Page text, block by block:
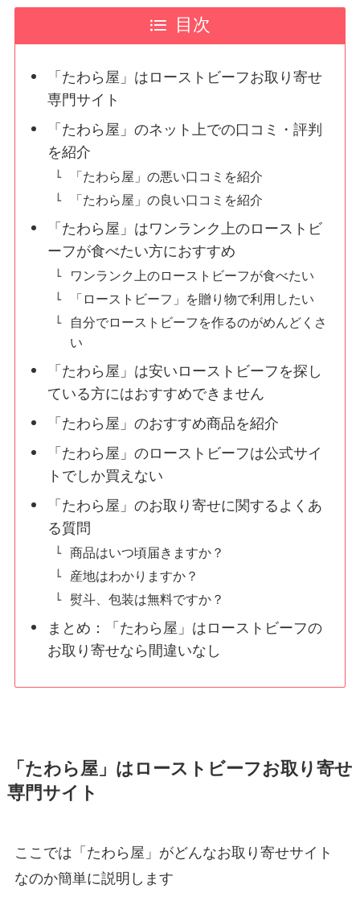
目次
「たわら屋」はローストビーフお取り寄せ
専門サイト
「たわら屋」のネット上での口コミ・評判
を紹介
「たわら屋」の悪い口コミを紹介
「たわら屋」の良い口コミを紹介
「たわら屋」はワンランク上のローストビ
ーフが食べたい方におすすめ
ワンランク上のローストビーフが食べたい
「ローストビーフ」を贈り物で利用したい
自分でローストビーフを作るのがめんどくさ
い
「たわら屋」は安いローストビーフを探し
ている方にはおすすめできません
「たわら屋」のおすすめ商品を紹介
「たわら屋」のローストビーフは公式サイ
トでしか買えない
「たわら屋」のお取り寄せに関するよくあ
る質問
商品はいつ頃届きますか？
産地はわかりますか？
熨斗、包装は無料ですか？
まとめ：「たわら屋」はローストビーフの
お取り寄せなら間違いなし
「たわら屋」はローストビーフお取り寄せ
専門サイト
ここでは「たわら屋」がどんなお取り寄せサイト
なのか簡単に説明します